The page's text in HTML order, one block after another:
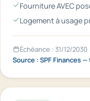
Fourniture AVEC
Logement à usage
Échéance : 31/12/2030
Source : SPF Finances —